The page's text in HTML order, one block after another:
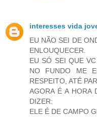
interesses vida
EU NÃO SEI DE
ENLOUQUECER.
EU SÓ SEI QUE
NO FUNDO ME
RESPEITO, ATÉ
AGORA É A HORA
DIZER:
ELE É DE CAMPO